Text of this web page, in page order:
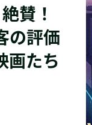
賛！
の評価
画たち